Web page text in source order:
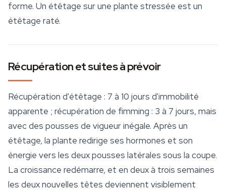
forme. Un étêtage sur une plante stressée est un
étêtage raté.
Récupération et suites à prévoir
Récupération d'étêtage : 7 à 10 jours d'immobilité
apparente ; récupération de fimming : 3 à 7 jours, mais
avec des pousses de vigueur inégale. Après un
étêtage, la plante redirige ses hormones et son
énergie vers les deux pousses latérales sous la coupe.
La croissance redémarre, et en deux à trois semaines
les deux nouvelles têtes deviennent visiblement